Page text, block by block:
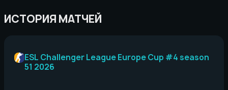
ИСТОРИЯ МАТЧЕЙ
ESL Challenger League Europe Cup #4 season
51 2026